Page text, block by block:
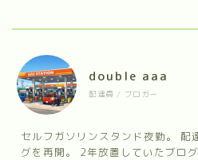
有料記事の決済完了ページ
double aaa
配達員 / ブロガー
セルフガソリンスタンド夜勤。 配
グを再開。 2年放置していたブロ